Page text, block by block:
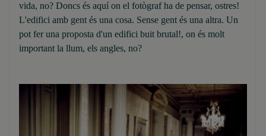
vida, no? Doncs és aquí on el fotògraf ha de pensar, ostres!
L'edifici amb gent és una cosa. Sense gent és una altra. Un
pot fer una proposta d'un edifici buit brutal!, on és molt
important la llum, els angles, no?